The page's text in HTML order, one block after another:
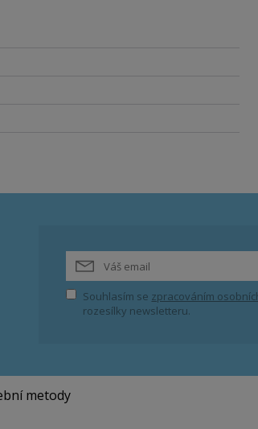
Souhlasím se zpracováním
rozesílky newsletteru.